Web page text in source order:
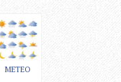
METEO